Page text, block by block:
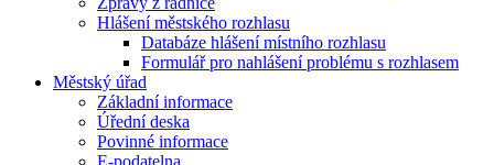
Hlášení městského rozhlasu
Databáze hlášení místního rozhlasu
Formulář pro nahlášení problému s rozhlasem
Městský úřad
Základní informace
Úřední deska
Povinné informace
E-podatelna